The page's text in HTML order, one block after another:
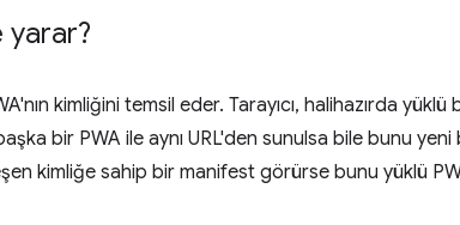
yarar?
kimliğini temsil eder. Tarayıcı, halihazırda
bir PWA ile aynı URL'den sunulsa bile bunu
kimliğe sahip bir manifest görürse bunu yüklü